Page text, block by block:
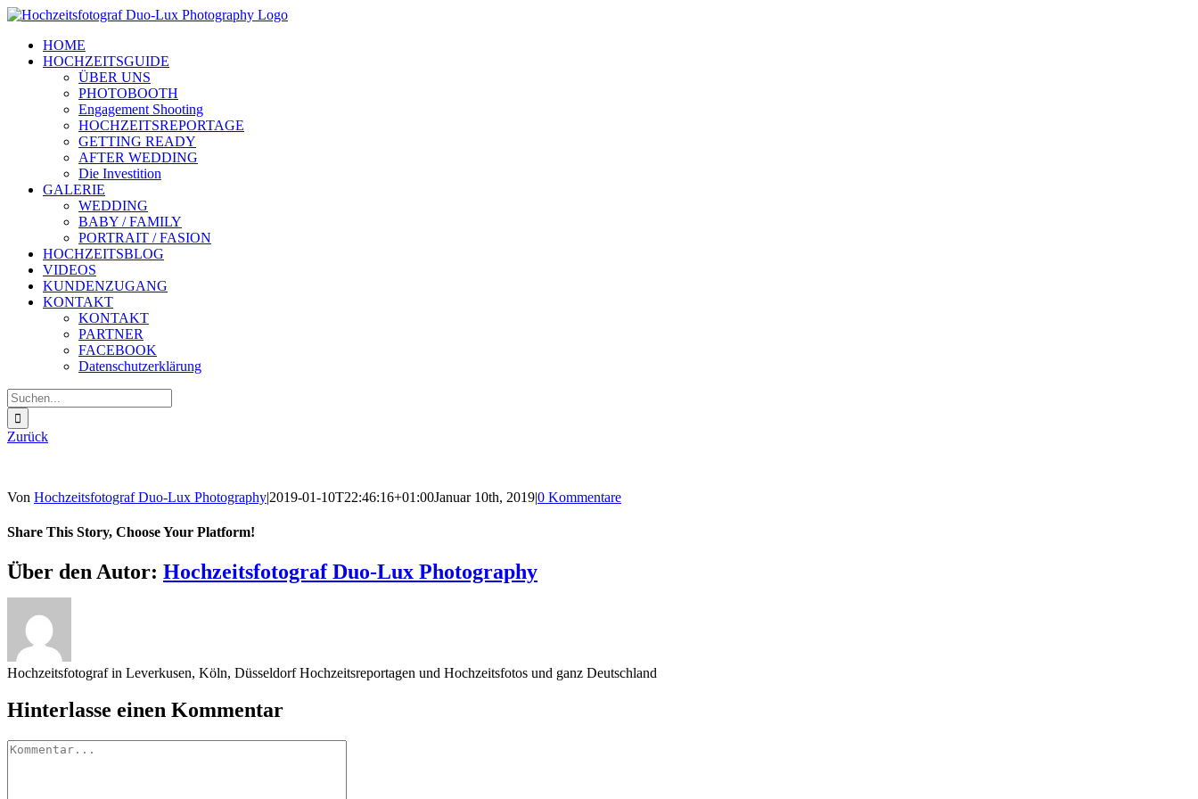
Zum
springenHOME
HOCHZEITSGUIDE
ÜBER UNS
PHOTOBOOTH
Engagement Shooting
HOCHZEITSREPORTAGE
GETTING READY
AFTER WEDDING
Die Investition
GALERIE
WEDDING
BABY / FAMILY
PORTRAIT / FASION
HOCHZEITSBLOG
VIDEOS
KUNDENZUGANG
KONTAKT
KONTAKT
PARTNER
FACEBOOK
Datenschutzerklärung
Suche
nach:
Zurück
Von Hochzeitsfotograf Duo-Lux Photography|2019-01-10T22:46:16+01:00Januar 10th, 2019|0 Kommentare
Share This Story, Choose Your Platform!
Sharing_facebook
Sharing_twitter
Sharing_reddit
Über den Autor: Hochzeitsfotograf Duo-Lux Photography
Hochzeitsfotograf in Leverkusen, Köln, Düsseldorf Hochzeitsreportagen und Hochzeitsfotos und ganz Deutschland
Hinterlasse einen Kommentar
Kommentar